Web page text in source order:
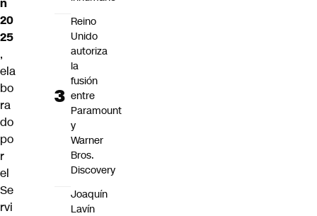
20
25
,
ela
bo
ra
do
po
r
el
Se
rvi
Reino
Unido
autoriza
la
fusión
entre
Paramount
y
Warner
Bros.
Discovery
Joaquín
Lavín